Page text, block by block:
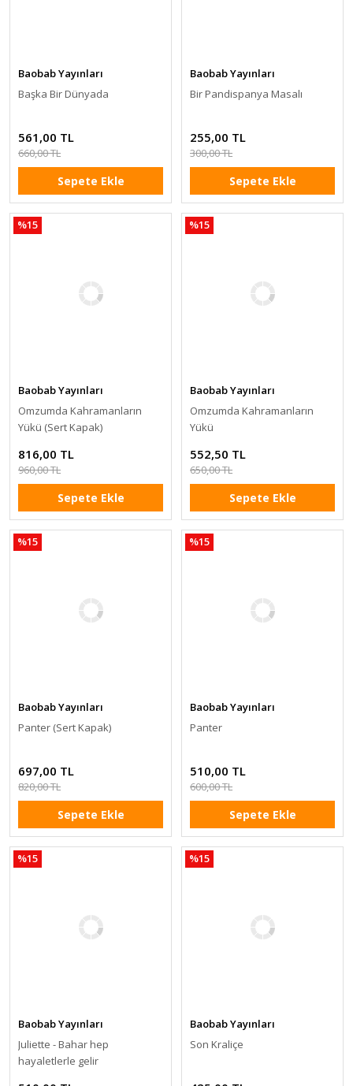
Baobab Yayınları
Başka Bir Dünyada
561,00 TL
660,00 TL
Sepete Ekle
Baobab Yayınları
Bir Pandispanya Masalı
255,00 TL
300,00 TL
Sepete Ekle
%15
Baobab Yayınları
Omzumda Kahramanların
Yükü (Sert Kapak)
816,00 TL
960,00 TL
Sepete Ekle
%15
Baobab Yayınları
Omzumda Kahramanların
Yükü
552,50 TL
650,00 TL
Sepete Ekle
%15
Baobab Yayınları
Panter (Sert Kapak)
697,00 TL
820,00 TL
Sepete Ekle
%15
Baobab Yayınları
Panter
510,00 TL
600,00 TL
Sepete Ekle
%15
Baobab Yayınları
Juliette - Bahar hep
hayaletlerle gelir
%15
Baobab Yayınları
Son Kraliçe